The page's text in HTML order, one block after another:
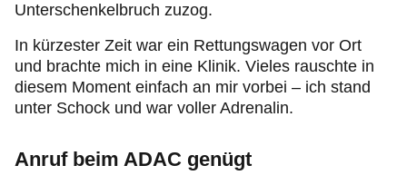
Unterschenkelbruch zuzog.
In kürzester Zeit war ein Rettungswagen vor Ort
und brachte mich in eine Klinik. Vieles rauschte in
diesem Moment einfach an mir vorbei – ich stand
unter Schock und war voller Adrenalin.
Anruf beim ADAC genügt